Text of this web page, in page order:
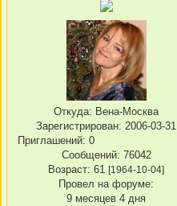
Откуда: Вена-Москва
Зарегистрирован: 2006-03-31
Приглашений: 0
Сообщений: 76042
Возраст: 61 [1964-10-04]
Провел на форуме:
9 месяцев 4 дня